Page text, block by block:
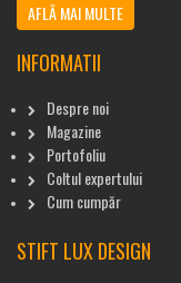
AFLĂ MAI MULTE
INFORMATII
Despre noi
Magazine
Portofoliu
Coltul expertului
Cum cumpăr
STIFT LUX DESIGN